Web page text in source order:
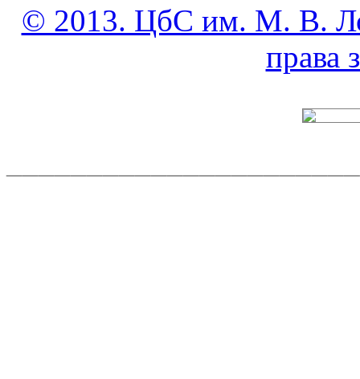
© 2013. ЦбС им. М. В.
права